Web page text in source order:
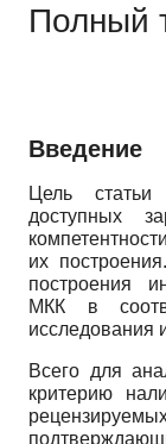
Полный
Введение
Цель
доступных
их
построения
МКК в
исследования
Всего для
критерию